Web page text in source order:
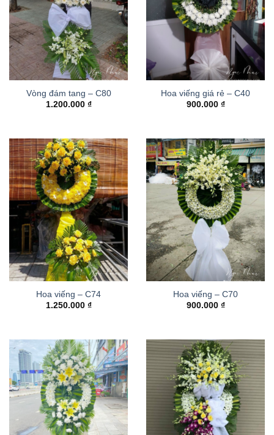
Vòng đám tang – C80
1.200.000 ₫
Hoa viếng giá rẻ – C40
900.000 ₫
Hoa viếng – C74
1.250.000 ₫
Hoa viếng – C70
900.000 ₫